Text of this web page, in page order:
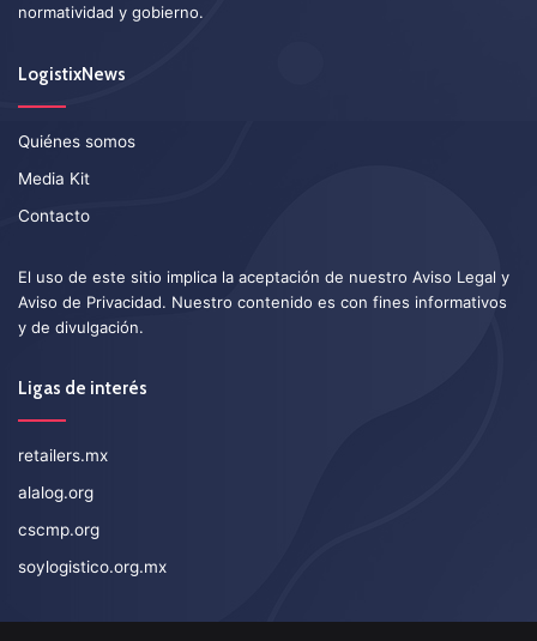
normatividad y gobierno.
LogistixNews
Quiénes somos
Media Kit
Contacto
El uso de este sitio implica la aceptación de nuestro Aviso Legal y
Aviso de Privacidad. Nuestro contenido es con fines informativos
y de divulgación.
Ligas de interés
retailers.mx
alalog.org
cscmp.org
soylogistico.org.mx